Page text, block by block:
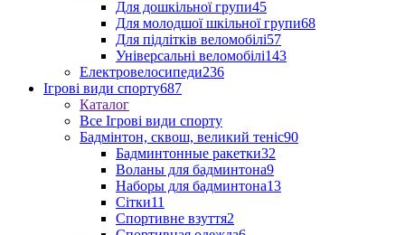
Для дошкільної групи45
Для молодшої шкільної групи68
Для підлітків веломобілі57
Універсальні веломобілі143
Електровелосипеди236
Ігрові види спорту687
Каталог
Все Ігрові види спорту
Бадмінтон, сквош, великий теніс90
Бадминтонные ракетки32
Воланы для бадминтона9
Наборы для бадминтона13
Сітки11
Спортивне взуття2